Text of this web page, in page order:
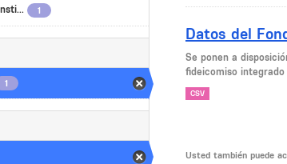
1
1
Datos del
Se ponen a
fideicomiso
CSV
Usted también puede